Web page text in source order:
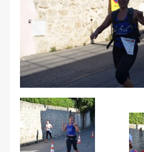
On parle de nous
Partenaires & remerciements
Partenaires
Remerciements
Contact